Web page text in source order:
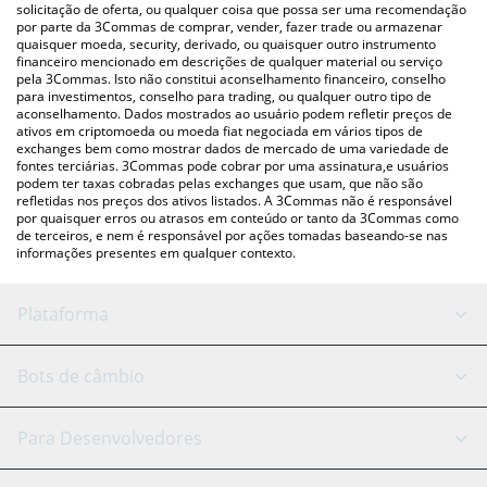
para verificar o último preço de Faith nas principais moedas fiat
e criptográficas.
solicitação de oferta, ou qualquer coisa que possa ser uma recomendação
por parte da 3Commas de comprar, vender, fazer trade ou armazenar
quaisquer moeda, security, derivado, ou quaisquer outro instrumento
financeiro mencionado em descrições de qualquer material ou serviço
pela 3Commas. Isto não constitui aconselhamento financeiro, conselho
para investimentos, conselho para trading, ou qualquer outro tipo de
aconselhamento. Dados mostrados ao usuário podem refletir preços de
ativos em criptomoeda ou moeda fiat negociada em vários tipos de
exchanges bem como mostrar dados de mercado de uma variedade de
fontes terciárias. 3Commas pode cobrar por uma assinatura,e usuários
podem ter taxas cobradas pelas exchanges que usam, que não são
refletidas nos preços dos ativos listados. A 3Commas não é responsável
por quaisquer erros ou atrasos em conteúdo or tanto da 3Commas como
de terceiros, e nem é responsável por ações tomadas baseando-se nas
informações presentes em qualquer contexto.
Plataforma
Bot GRID
Signal Bot
Assistente de IA
Bots de câmbio
Binance
Para Desenvolvedores